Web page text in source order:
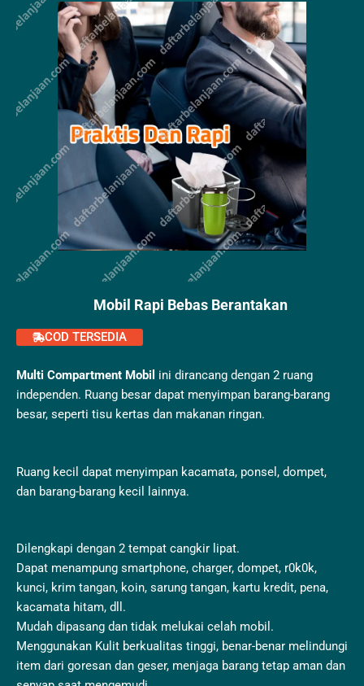
Mobil Rapi Bebas Berantakan
COD TERSEDIA
Multi Compartment Mobil ini dirancang dengan 2 ruang
independen. Ruang besar dapat menyimpan barang-barang
besar, seperti tisu kertas dan makanan ringan.
Ruang kecil dapat menyimpan kacamata, ponsel, dompet,
dan barang-barang kecil lainnya.
Dilengkapi dengan 2 tempat cangkir lipat.
Dapat menampung smartphone, charger, dompet, r0k0k,
kunci, krim tangan, koin, sarung tangan, kartu kredit, pena,
kacamata hitam, dll.
Mudah dipasang dan tidak melukai celah mobil.
Menggunakan Kulit berkualitas tinggi, benar-benar melindungi
item dari goresan dan geser, menjaga barang tetap aman dan